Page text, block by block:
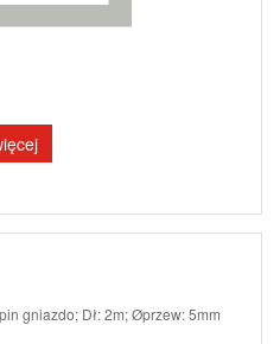
gniazdo; Dł: 2m; Øprzew: 5mm